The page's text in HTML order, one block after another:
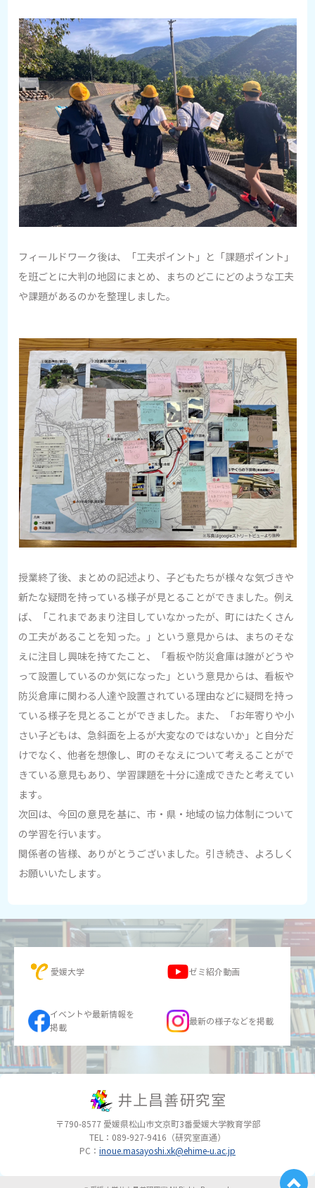
井上昌善研究室
〒790-8577 愛媛県松山市文京町3番愛媛大学教育学部
TEL：089-927-9416（研究室直通）
PC： inoue.masayoshi.xk@ehime-u.ac.jp
フィールドワーク後は、「工夫ポイント」と「課題ポイント」
を班ごとに大判の地図にまとめ、まちのどこにどのような工夫
や課題があるのかを整理しました。
授業終了後、まとめの記述より、子どもたちが様々な気づきや
新たな疑問を持っている様子が見とることができました。例え
ば、「これまであまり注目していなかったが、町にはたくさん
の工夫があることを知った。」という意見からは、まちのそな
えに注目し興味を持てたこと、「看板や防災倉庫は誰がどうや
って設置しているのか気になった」という意見からは、看板や
防災倉庫に関わる人達や設置されている理由などに疑問を持っ
ている様子を見とることができました。また、「お年寄りや小
さい子どもは、急斜面を上るが大変なのではないか」と自分だ
けでなく、他者を想像し、町のそなえについて考えることがで
きている意見もあり、学習課題を十分に達成できたと考えてい
ます。
次回は、今回の意見を基に、市・県・地域の協力体制について
の学習を行います。
関係者の皆様、ありがとうございました。引き続き、よろしく
お願いいたします。
愛媛大学 ゼミ紹介動画
イベントや最新情報を
掲載
最新の様子などを掲載